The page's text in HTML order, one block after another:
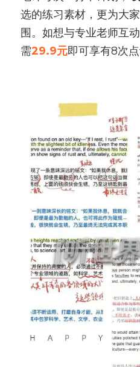
选的练习素材，更为大
围。如想与专业老师互动
需29.9元即可享有8次点